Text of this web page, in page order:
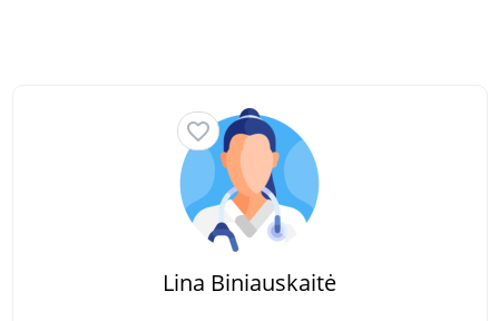
Lina Biniauskaitė